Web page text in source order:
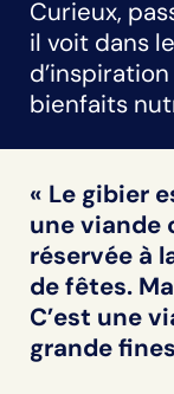
Curieux,
il voit dans
bienfaits
« Le gibier
une viande
réservée à
de fêtes.
C’est une
grande